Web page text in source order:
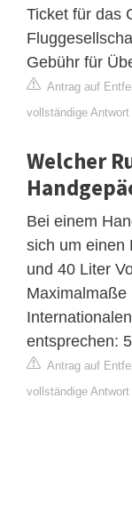
Ticket für das
Gebühr für
Antrag auf
vollständige
Welcher
Bei einem
sich um einen
und 40 Liter
Maximalmaße
entsprechen:
Antrag auf
vollständige